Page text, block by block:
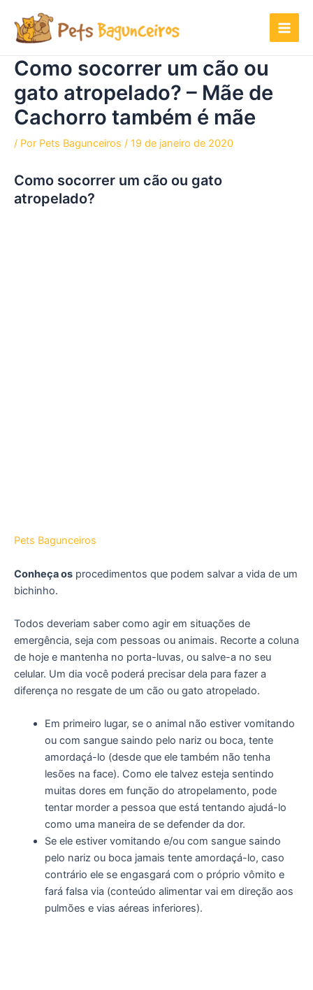
para
conteúdo
Como socorrer um cão ou
gato atropelado? – Mãe de
Cachorro também é mãe
/ Por Pets Bagunceiros / 19 de janeiro de 2020
Como socorrer um cão ou gato
atropelado?
Pets Bagunceiros
Conheça os procedimentos que podem salvar a vida de um
bichinho.
Todos deveriam saber como agir em situações de
emergência, seja com pessoas ou animais. Recorte a coluna
de hoje e mantenha no porta-luvas, ou salve-a no seu
celular. Um dia você poderá precisar dela para fazer a
diferença no resgate de um cão ou gato atropelado.
Em primeiro lugar, se o animal não estiver vomitando
ou com sangue saindo pelo nariz ou boca, tente
amordaçá-lo (desde que ele também não tenha
lesões na face). Como ele talvez esteja sentindo
muitas dores em função do atropelamento, pode
tentar morder a pessoa que está tentando ajudá-lo
como uma maneira de se defender da dor.
Se ele estiver vomitando e/ou com sangue saindo
pelo nariz ou boca jamais tente amordaçá-lo, caso
contrário ele se engasgará com o próprio vômito e
fará falsa via (conteúdo alimentar vai em direção aos
pulmões e vias aéreas inferiores).